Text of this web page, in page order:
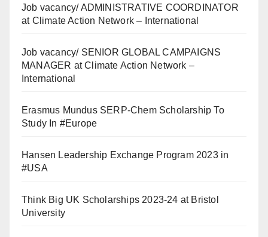
Job vacancy/ ADMINISTRATIVE COORDINATOR
at Climate Action Network – International
Job vacancy/ SENIOR GLOBAL CAMPAIGNS
MANAGER at Climate Action Network –
International
Erasmus Mundus SERP-Chem Scholarship To
Study In #Europe
Hansen Leadership Exchange Program 2023 in
#USA
Think Big UK Scholarships 2023-24 at Bristol
University